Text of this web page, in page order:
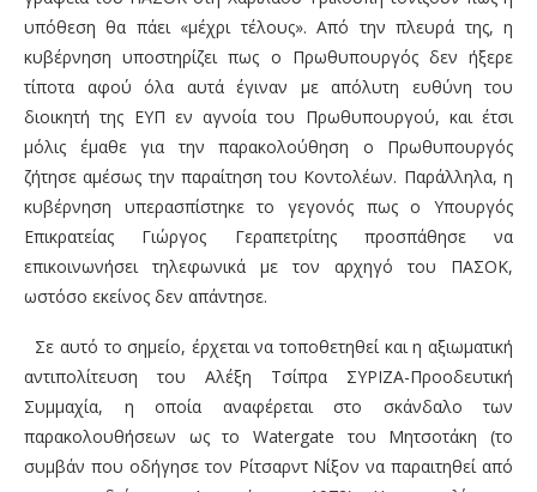
υπόθεση θα πάει «μέχρι τέλους». Από την πλευρά της, η
κυβέρνηση υποστηρίζει πως ο Πρωθυπουργός δεν ήξερε
τίποτα αφού όλα αυτά έγιναν με απόλυτη ευθύνη του
διοικητή της ΕΥΠ εν αγνοία του Πρωθυπουργού, και έτσι
μόλις έμαθε για την παρακολούθηση ο Πρωθυπουργός
ζήτησε αμέσως την παραίτηση του Κοντολέων. Παράλληλα, η
κυβέρνηση υπερασπίστηκε το γεγονός πως ο Υπουργός
Επικρατείας Γιώργος Γεραπετρίτης προσπάθησε να
επικοινωνήσει τηλεφωνικά με τον αρχηγό του ΠΑΣΟΚ,
ωστόσο εκείνος δεν απάντησε.
Σε αυτό το σημείο, έρχεται να τοποθετηθεί και η αξιωματική
αντιπολίτευση του Αλέξη Τσίπρα ΣΥΡΙΖΑ-Προοδευτική
Συμμαχία, η οποία αναφέρεται στο σκάνδαλο των
παρακολουθήσεων ως το Watergate
του Μητσοτάκη (το
συμβάν που οδήγησε τον Ρίτσαρντ Νίξον να παραιτηθεί από